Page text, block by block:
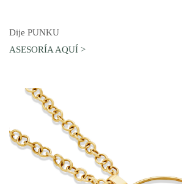
Dije PUNKU
ASESORÍA AQUÍ >